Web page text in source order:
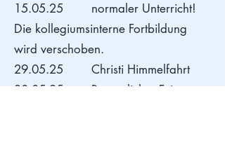
​15.05.25 normaler Unterricht!
Die kollegiumsinterne Fortbildung
wird verschoben.
29.05.25 Christi Himmelfahrt
30.05.25 Beweglicher Feiertag